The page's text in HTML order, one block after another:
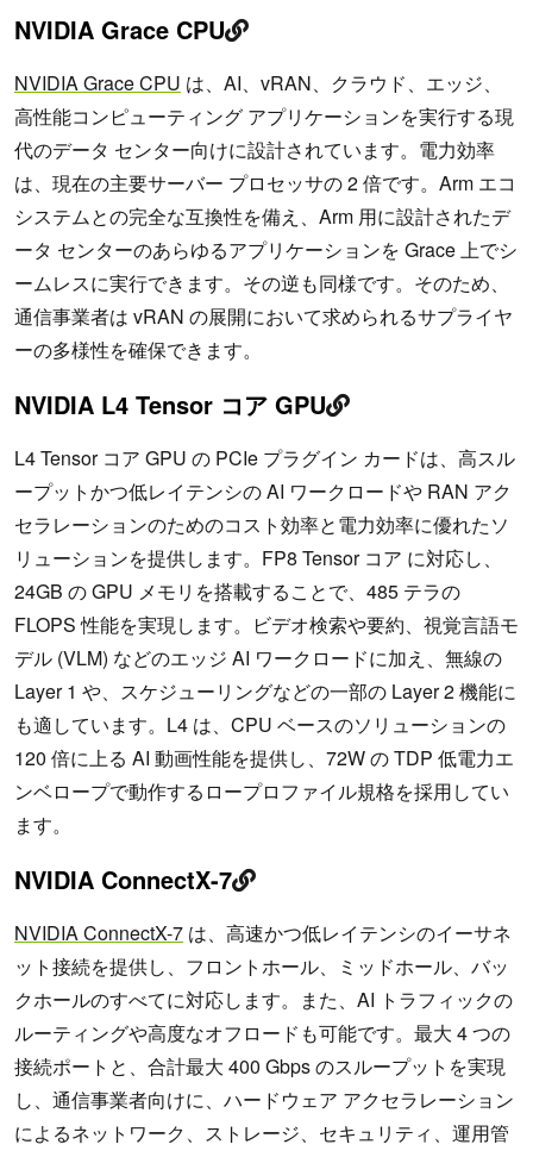
NVIDIA Grace CPU
NVIDIA Grace CPU は、AI、vRAN、クラウド、エッジ、
高性能コンピューティング アプリケーションを実行する現
代のデータ センター向けに設計されています。電力効率
は、現在の主要サーバー プロセッサの 2 倍です。Arm エコ
システムとの完全な互換性を備え、Arm 用に設計されたデ
ータ センターのあらゆるアプリケーションを Grace 上でシ
ームレスに実行できます。その逆も同様です。そのため、
通信事業者は vRAN の展開において求められるサプライヤ
ーの多様性を確保できます。
NVIDIA L4 Tensor コア GPU
L4 Tensor コア GPU の PCIe プラグイン カードは、高スル
ープットかつ低レイテンシの AI ワークロードや RAN アク
セラレーションのためのコスト効率と電力効率に優れたソ
リューションを提供します。FP8 Tensor コア に対応し、
24GB の GPU メモリを搭載することで、485 テラの
FLOPS 性能を実現します。ビデオ検索や要約、視覚言語モ
デル (VLM) などのエッジ AI ワークロードに加え、無線の
Layer 1 や、スケジューリングなどの一部の Layer 2 機能に
も適しています。L4 は、CPU ベースのソリューションの
120 倍に上る AI 動画性能を提供し、72W の TDP 低電力エ
ンベロープで動作するロープロファイル規格を採用してい
ます。
NVIDIA ConnectX-7
NVIDIA ConnectX-7 は、高速かつ低レイテンシのイーサネ
ット接続を提供し、フロントホール、ミッドホール、バッ
クホールのすべてに対応します。また、AI トラフィックの
ルーティングや高度なオフロードも可能です。最大 4 つの
接続ポートと、合計最大 400 Gbps のスループットを実現
し、通信事業者向けに、ハードウェア アクセラレーション
によるネットワーク、ストレージ、セキュリティ、運用管